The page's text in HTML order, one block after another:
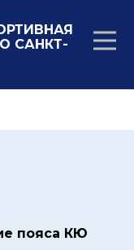
САНКТ-
пояса КЮ